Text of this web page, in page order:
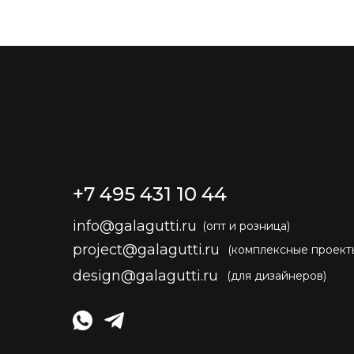
(для дизайнеров)
design@galagutti.ru
(комплексные
project@galagutti.ru
(опт и розница)
info@galagutti.ru
+7 495 431 10 44